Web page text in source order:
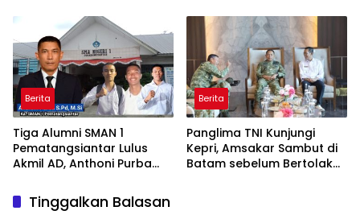
Penyebar Hoaks ke Polda
Kepri!
Gelar Berbagai
Perlombaan
Berita
Tiga Alumni SMAN 1
Pematangsiantar Lulus
Akmil AD, Anthoni Purba
Berita
Panglima TNI Kunjungi
Kepri, Amsakar Sambut di
Batam sebelum Bertolak
Tinggalkan Balasan